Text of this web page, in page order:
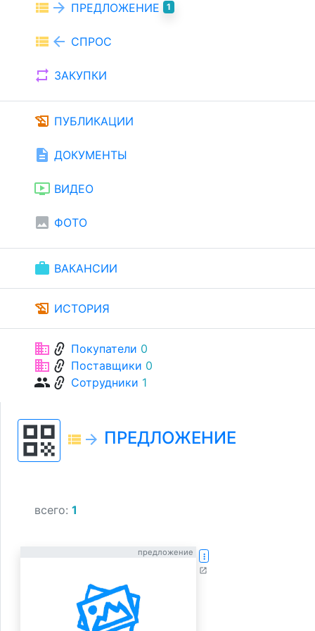
view_list arrow_forward ПРЕДЛОЖЕНИЕ 1
view_list arrow_back СПРОС
repeat ЗАКУПКИ
history_edu ПУБЛИКАЦИИ
description ДОКУМЕНТЫ
ondemand_video ВИДЕО
image ФОТО
work ВАКАНСИИ
history_edu ИСТОРИЯ
businesslink Покупатели 0
businesslink Поставщики 0
grouplink Сотрудники 1
qr_code view_list arrow_forward ПРЕДЛОЖЕНИЕ
всего: 1
предложение more_vert
open_in_new